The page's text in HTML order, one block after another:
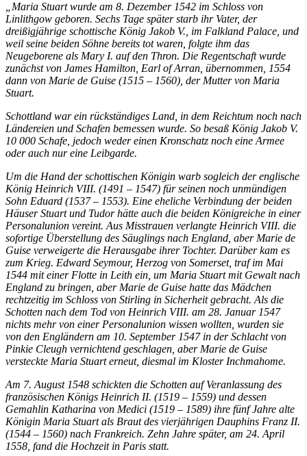
„Maria Stuart wurde am 8. Dezember 1542 im Schloss von
Linlithgow geboren. Sechs Tage später starb ihr Vater, der
dreißigjährige schottische König Jakob V., im Falkland Palace, und
weil seine beiden Söhne bereits tot waren, folgte ihm das
Neugeborene als Mary I. auf den Thron. Die Regentschaft wurde
zunächst von James Hamilton, Earl of Arran, übernommen, 1554
dann von Marie de Guise (1515 – 1560), der Mutter von Maria
Stuart.
Schottland war ein rückständiges Land, in dem Reichtum noch nach
Ländereien und Schafen bemessen wurde. So besaß König Jakob V.
10 000 Schafe, jedoch weder einen Kronschatz noch eine Armee
oder auch nur eine Leibgarde.
Um die Hand der schottischen Königin warb sogleich der englische
König Heinrich VIII. (1491 – 1547) für seinen noch unmündigen
Sohn Eduard (1537 – 1553). Eine eheliche Verbindung der beiden
Häuser Stuart und Tudor hätte auch die beiden Königreiche in einer
Personalunion vereint. Aus Misstrauen verlangte Heinrich VIII. die
sofortige Überstellung des Säuglings nach England, aber Marie de
Guise verweigerte die Herausgabe ihrer Tochter. Darüber kam es
zum Krieg. Edward Seymour, Herzog von Somerset, traf im Mai
1544 mit einer Flotte in Leith ein, um Maria Stuart mit Gewalt nach
England zu bringen, aber Marie de Guise hatte das Mädchen
rechtzeitig im Schloss von Stirling in Sicherheit gebracht. Als die
Schotten nach dem Tod von Heinrich VIII. am 28. Januar 1547
nichts mehr von einer Personalunion wissen wollten, wurden sie
von den Engländern am 10. September 1547 in der Schlacht von
Pinkie Cleugh vernichtend geschlagen, aber Marie de Guise
versteckte Maria Stuart erneut, diesmal im Kloster Inchmahome.
Am 7. August 1548 schickten die Schotten auf Veranlassung des
französischen Königs Heinrich II. (1519 – 1559) und dessen
Gemahlin Katharina von Medici (1519 – 1589) ihre fünf Jahre alte
Königin Maria Stuart als Braut des vierjährigen Dauphins Franz II.
(1544 – 1560) nach Frankreich. Zehn Jahre später, am 24. April
1558, fand die Hochzeit in Paris statt.